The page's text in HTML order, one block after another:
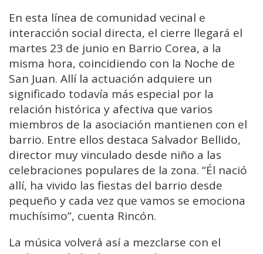
En esta línea de comunidad vecinal e
interacción social directa, el cierre llegará el
martes 23 de junio en Barrio Corea, a la
misma hora, coincidiendo con la Noche de
San Juan. Allí la actuación adquiere un
significado todavía más especial por la
relación histórica y afectiva que varios
miembros de la asociación mantienen con el
barrio. Entre ellos destaca Salvador Bellido,
director muy vinculado desde niño a las
celebraciones populares de la zona. “Él nació
allí, ha vivido las fiestas del barrio desde
pequeño y cada vez que vamos se emociona
muchísimo”, cuenta Rincón.
La música volverá así a mezclarse con el